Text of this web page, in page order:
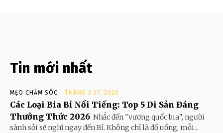
Tin mới nhất
MẸO CHĂM SÓC THÁNG 3 27, 2026
Các Loại Bia Bỉ Nổi Tiếng: Top 5 Di Sản Đáng
Thưởng Thức 2026 Nhắc đến "vương quốc bia", người
sành sỏi sẽ nghĩ ngay đến Bỉ. Không chỉ là đồ uống, mỗi...